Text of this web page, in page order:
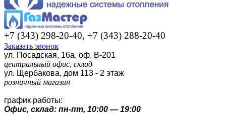
+7 (343) 298-20-40, +7 (343) 288-20-40
Заказать звонок
ул. Посадская, 16а, оф. В-201
центральный офис, склад
ул. Щербакова, дом 113 - 2 этаж
розничный магазин
график работы:
Офис, склад: пн-пт, 10:00 — 19:00